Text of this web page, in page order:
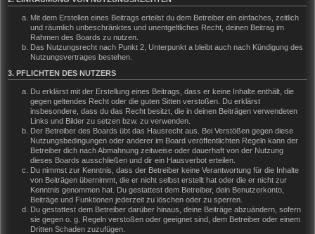
Mit dem Erstellen eines Beitrags erteilst du dem Betreiber ein einfaches, zeitlich
und räumlich unbeschränktes und unentgeltliches Recht, deinen Beitrag im
Rahmen des Boards zu nutzen.
Das Nutzungsrecht nach Punkt 2, Unterpunkt a bleibt auch nach Kündigung des
Nutzungsvertrages bestehen.
3. PFLICHTEN DES NUTZERS
Du erklärst mit der Erstellung eines Beitrags, dass er keine Inhalte enthält, die
gegen geltendes Recht oder die guten Sitten verstoßen. Du erklärst
insbesondere, dass du das Recht besitzt, die in deinen Beiträgen verwendeten
Links und Bilder zu setzen bzw. zu verwenden.
Der Betreiber des Boards übt das Hausrecht aus. Bei Verstößen gegen diese
Nutzungsbedingungen oder anderer im Board veröffentlichten Regeln kann der
Betreiber dich nach Abmahnung zeitweise oder dauerhaft von der Nutzung
dieses Boards ausschließen und dir ein Hausverbot erteilen.
Du nimmst zur Kenntnis, dass der Betreiber keine Verantwortung für die Inhalte
von Beiträgen übernimmt, die er nicht selbst erstellt hat oder die er nicht zur
Kenntnis genommen hat. Du gestattest dem Betreiber, dein Benutzerkonto,
Beiträge und Funktionen jederzeit zu löschen oder zu sperren.
Du gestattest dem Betreiber darüber hinaus, deine Beiträge abzuändern, sofern
sie gegen o. g. Regeln verstoßen oder geeignet sind, dem Betreiber oder einem
Dritten Schaden zuzufügen.